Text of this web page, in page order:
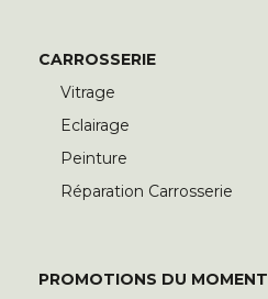
CARROSSERIE
Vitrage
Eclairage
Peinture
Réparation Carrosserie
PROMOTIONS DU MOMENT